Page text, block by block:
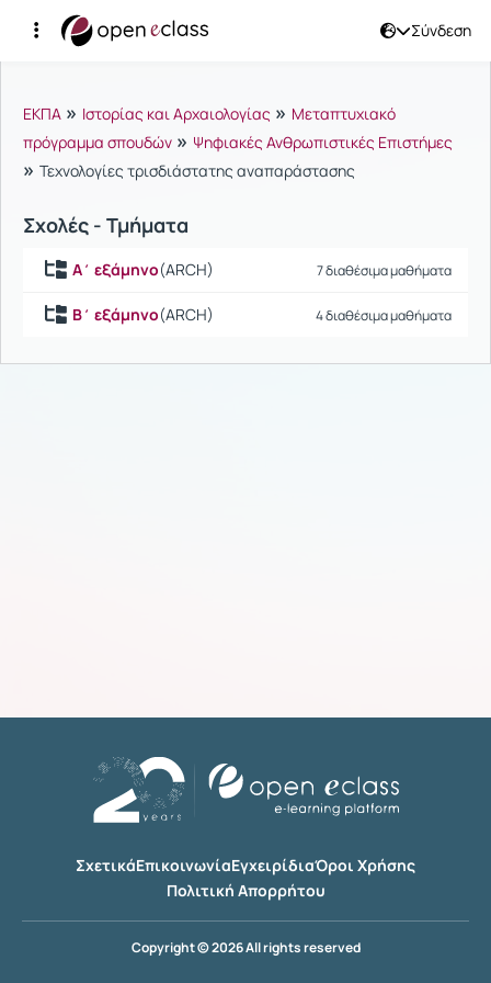
Σύνδεση
Μαθήματα
ΕΚΠΑ » Ιστορίας και Αρχαιολογίας » Μεταπτυχιακό
πρόγραμμα σπουδών » Ψηφιακές Ανθρωπιστικές Επιστήμες
» Τεχνολογίες τρισδιάστατης αναπαράστασης
Σχολές - Τμήματα
Α΄ εξάμηνο(ARCH) 7 διαθέσιμα μαθήματα
Β΄ εξάμηνο(ARCH) 4 διαθέσιμα μαθήματα
ΣχετικάΕπικοινωνίαΕγχειρίδιαΌροι Χρήσης
Πολιτική Απορρήτου
Copyright © 2026 All rights reserved